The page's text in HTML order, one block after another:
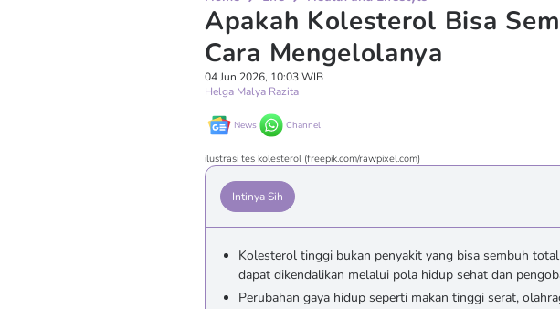
Apakah Kolesterol Bisa
Cara Mengelolanya
04 Jun 2026, 10:03 WIB
Helga Malya Razita
News Channel
ilustrasi tes kolesterol (freepik.com/rawpixel.com)
Intinya Sih
Kolesterol tinggi bukan penyakit yang bisa sembuh
dapat dikendalikan melalui pola hidup sehat dan
Perubahan gaya hidup seperti makan tinggi serat,